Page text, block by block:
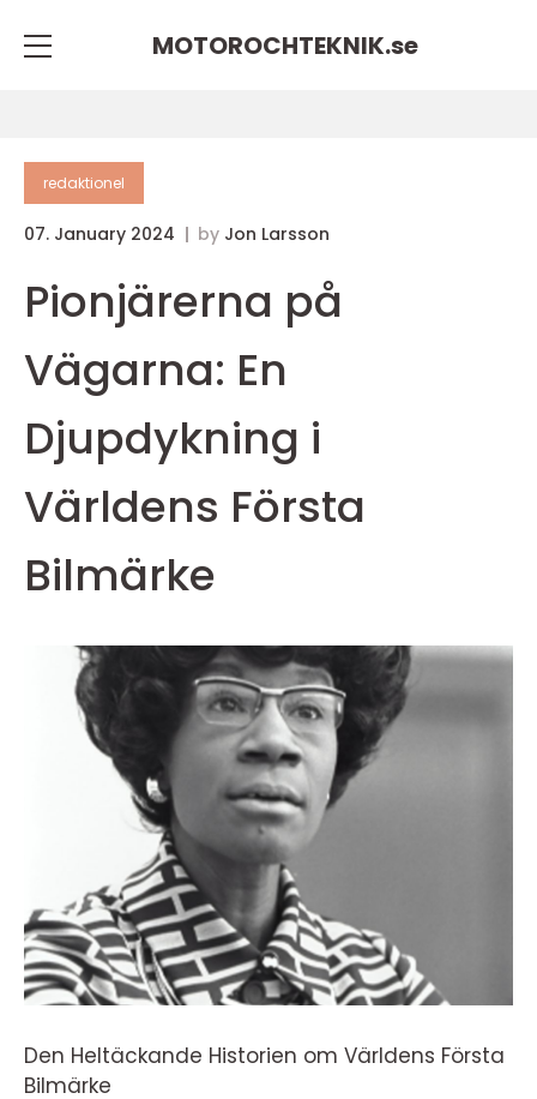
MOTOROCHTEKNIK.se
redaktionel
07. January 2024 by Jon Larsson
Pionjärerna på
Vägarna: En
Djupdykning i
Världens Första
Bilmärke
Den Heltäckande Historien om Världens Första
Bilmärke